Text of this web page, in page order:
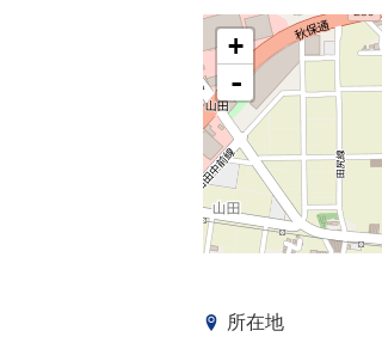
+
-
所在地